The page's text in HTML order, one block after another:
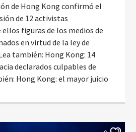
de Hong Kong confirmó el
de 12 activistas
figuras de los medios de
en virtud de la ley de
también: Hong Kong: 14
declarados culpables de
Hong Kong: el mayor juicio